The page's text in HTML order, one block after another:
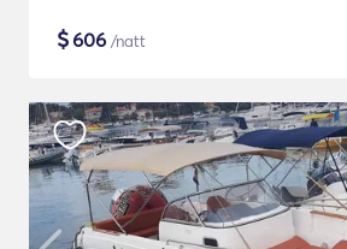
$606 /natt